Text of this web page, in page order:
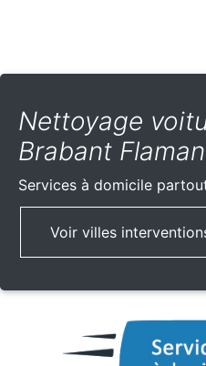
Nettoyage
Brabant
Services à domicile
Voir villes